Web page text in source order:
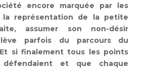
encore marquée par les
représentation de la petite
assumer son non-désir
parfois du parcours du
si finalement tous les points
et que chaque